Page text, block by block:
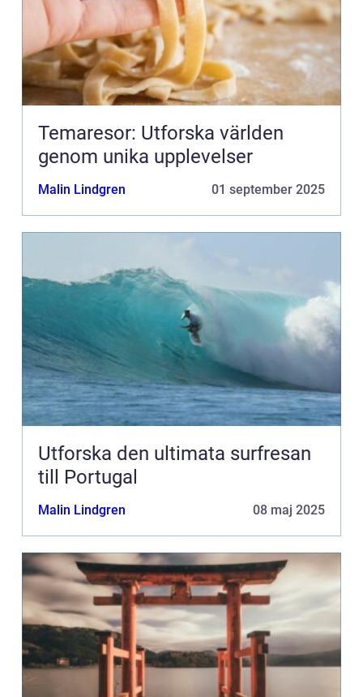
Temaresor: Utforska världen
genom unika upplevelser
Malin Lindgren 01 september 2025
Utforska den ultimata surfresan
till Portugal
Malin Lindgren 08 maj 2025